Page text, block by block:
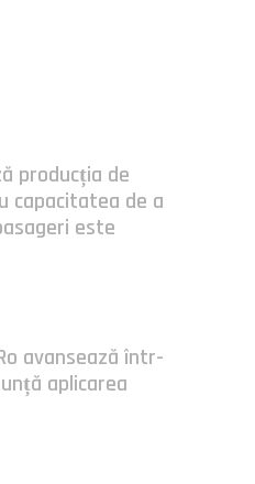
producția de
capacitatea de a
este
avansează într-
aplicarea